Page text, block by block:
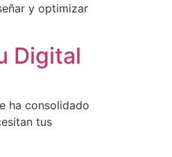
y optimizar
Digital
ha consolidado
tus